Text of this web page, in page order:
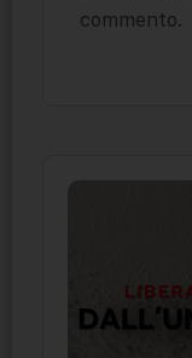
commento.